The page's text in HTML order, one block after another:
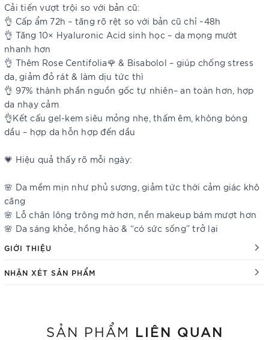
Cải tiến vượt trội so với bản cũ:
👌 Cấp ẩm 72h – tăng rõ rệt so với bản cũ chỉ ~48h
👌 Tăng 10× Hyaluronic Acid sinh học – da mọng mướt
nhanh hơn
👌 Thêm Rose Centifolia🌹 & Bisabolol – giúp chống stress
da, giảm đỏ rát & làm dịu tức thì
👌 97% thành phần nguồn gốc tự nhiên– an toàn hơn, hợp
da nhạy cảm
👌Kết cấu gel-kem siêu mỏng nhẹ, thấm êm, không bóng
dầu – hợp da hỗn hợp đến dầu
💗 Hiệu quả thấy rõ mỗi ngày:
🌸 Da mềm mịn như phủ sương, giảm tức thời cảm giác khô
căng
🌸 Lỗ chân lông trông mờ hơn, nền makeup bám mượt hơn
🌸 Da sáng khỏe, hồng hào & “có sức sống” trở lại
GIỚI THIỆU
NHẬN XÉT SẢN PHẨM
SẢN PHẨM LIÊN QUAN